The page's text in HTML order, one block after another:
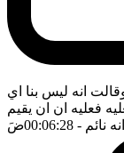
انه ليس بنا اي
فعليه ان ان يقيم
نائم - 00:06:28 ضَ